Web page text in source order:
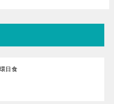
日食